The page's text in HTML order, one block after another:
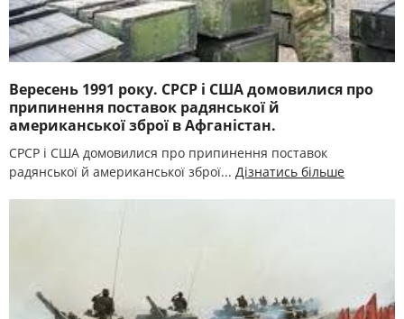
Вересень 1991 року. СРСР і США домовилися про
припинення поставок радянської й
американської зброї в Афганістан.
СРСР і США домовилися про припинення поставок
радянської й американської зброї... Дізнатись більше